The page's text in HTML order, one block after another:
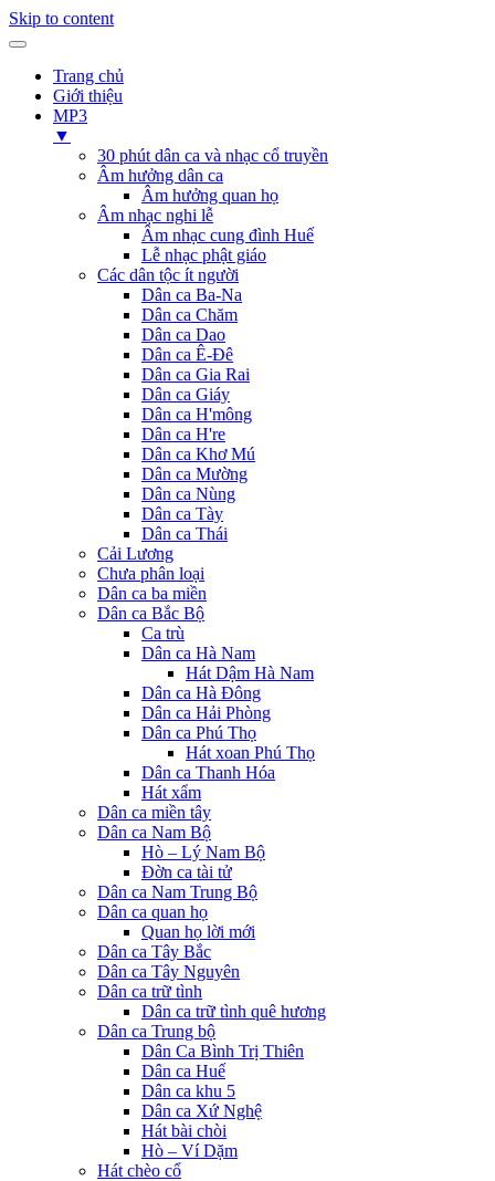
Skip to content
Trang chủ
Giới thiệu
MP3
▼
30 phút dân ca và nhạc cổ truyền
Âm hưởng dân ca
Âm hưởng quan họ
Âm nhạc nghi lễ
Âm nhạc cung đình Huế
Lễ nhạc phật giáo
Các dân tộc ít người
Dân ca Ba-Na
Dân ca Chăm
Dân ca Dao
Dân ca Ê-Đê
Dân ca Gia Rai
Dân ca Giáy
Dân ca H'mông
Dân ca H're
Dân ca Khơ Mú
Dân ca Mường
Dân ca Nùng
Dân ca Tày
Dân ca Thái
Cải Lương
Chưa phân loại
Dân ca ba miền
Dân ca Bắc Bộ
Ca trù
Dân ca Hà Nam
Hát Dậm Hà Nam
Dân ca Hà Đông
Dân ca Hải Phòng
Dân ca Phú Thọ
Hát xoan Phú Thọ
Dân ca Thanh Hóa
Hát xẩm
Dân ca miền tây
Dân ca Nam Bộ
Hò – Lý Nam Bộ
Đờn ca tài tử
Dân ca Nam Trung Bộ
Dân ca quan họ
Quan họ lời mới
Dân ca Tây Bắc
Dân ca Tây Nguyên
Dân ca trữ tình
Dân ca trữ tình quê hương
Dân ca Trung bộ
Dân Ca Bình Trị Thiên
Dân ca Huế
Dân ca khu 5
Dân ca Xứ Nghệ
Hát bài chòi
Hò – Ví Dặm
Hát chèo cổ